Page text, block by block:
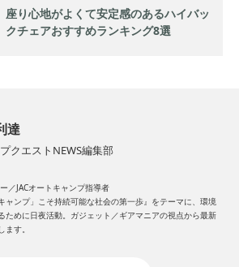
座り心地がよくて安定感のあるハイバッ
クチェアおすすめランキング8選
達
クエストNEWS編集部
／JACオートキャンプ指導者
ャンプ」こそ持続可能な社会の第一歩』をテーマに、環境
ために日夜活動。ガジェット／ギアマニアの視点から最新
す。